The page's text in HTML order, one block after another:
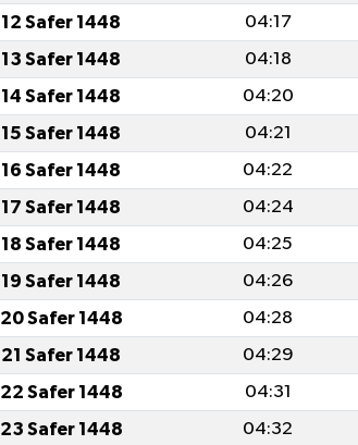
12 Safer 1448 04:17
13 Safer 1448 04:18
14 Safer 1448 04:20
15 Safer 1448 04:21
16 Safer 1448 04:22
17 Safer 1448 04:24
18 Safer 1448 04:25
19 Safer 1448 04:26
20 Safer 1448 04:28
21 Safer 1448 04:29
22 Safer 1448 04:31
23 Safer 1448 04:32